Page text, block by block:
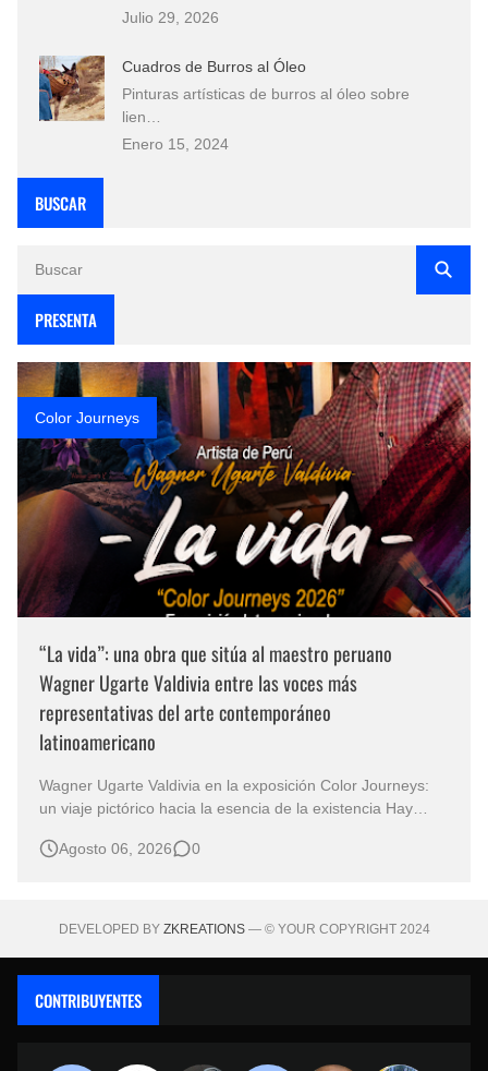
Julio 29, 2026
Cuadros de Burros al Óleo
Pinturas artísticas de burros al óleo sobre
lien…
Enero 15, 2024
BUSCAR
PRESENTA
Color Journeys
“La vida”: una obra que sitúa al maestro peruano
Wagner Ugarte Valdivia entre las voces más
representativas del arte contemporáneo
latinoamericano
Wagner Ugarte Valdivia en la exposición Color Journeys:
un viaje pictórico hacia la esencia de la existencia Hay
aquello que permanece oculto en la conciencia humana.
Agosto 06, 2026 0
DEVELOPED BY ZKREATIONS— © YOUR COPYRIGHT 2024
CONTRIBUYENTES